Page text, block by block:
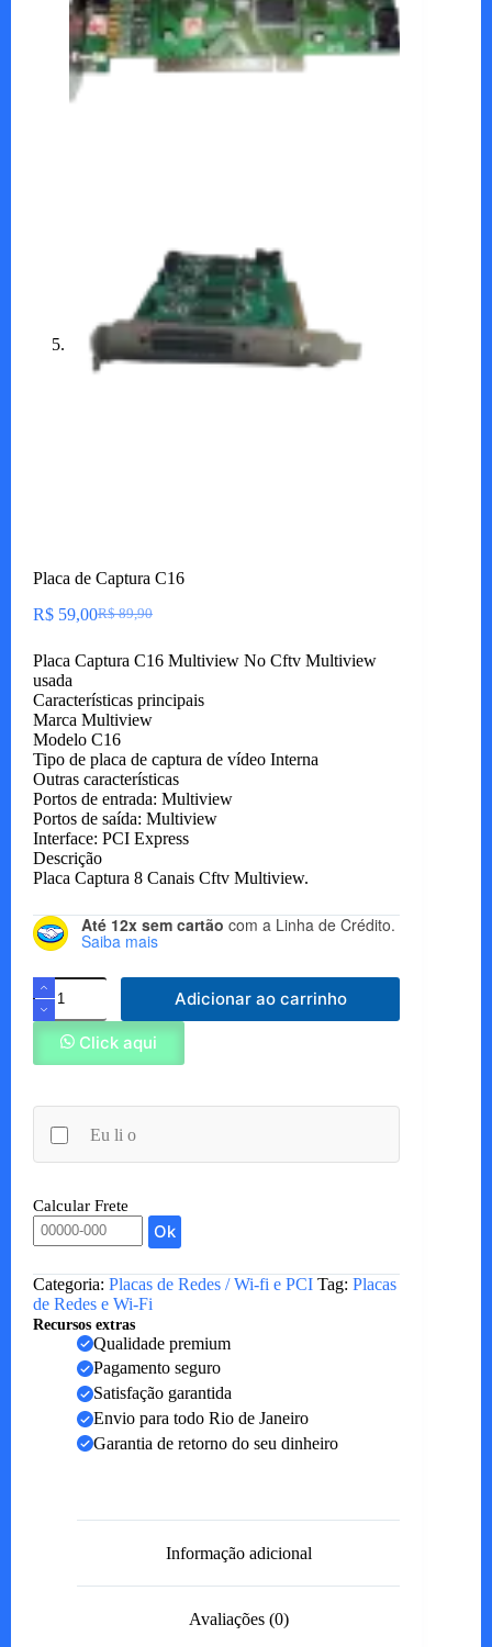
Placa de Captura C16
R$89,90
O
original
R$ 89,90.
R$ 59,00O
atual
R$ 59,00.
Placa Captura C16 Multiview No Cftv Multiview
usada
Características principais
Marca Multiview
Modelo C16
Tipo de placa de captura de vídeo Interna
Outras características
Portos de entrada: Multiview
Portos de saída: Multiview
Interface: PCI Express
Descrição
Placa Captura 8 Canais Cftv Multiview.
Até 12x sem cartão com a Linha de Crédito.
Saiba mais
Placa
de
Captura
quantidade
Adicionar ao carrinho
Click aqui
Eu li o
Calcular Frete
Ok
Categoria: Placas de Redes / Wi-fi e PCI Tag: Placas
de Redes e Wi-Fi
Recursos extras
Qualidade premium
Pagamento seguro
Satisfação garantida
Envio para todo Rio de Janeiro
Garantia de retorno do seu dinheiro
Informação adicional
Avaliações (0)